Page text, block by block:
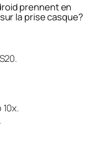
prennent en
la prise casque?